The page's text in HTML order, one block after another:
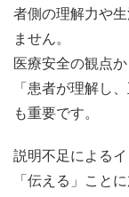
者側の理解力や
ません。
医療安全の観点
「患者が理解し
も重要です。
説明不足による
「伝える」こと